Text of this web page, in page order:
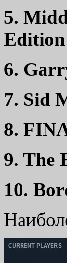
5.
Edition
6.
7. Sid
8.
9. The
10.